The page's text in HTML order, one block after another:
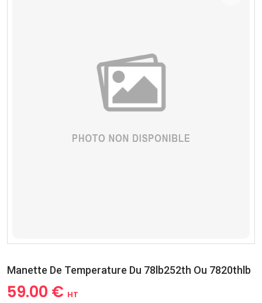
Manette De Temperature Du 78lb252th Ou 7820thlb
59.00 € HT